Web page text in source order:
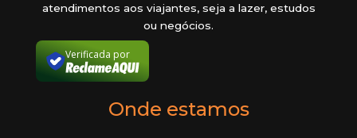
atendimentos aos viajantes, seja a lazer, estudos
ou negócios.
Verificada por
Onde estamos